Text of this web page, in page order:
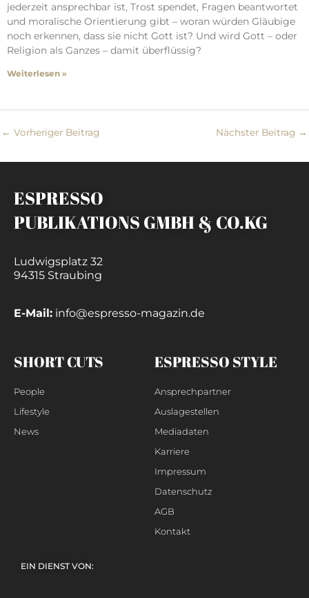
jederzeit ansprechbar ist, Trost spendet, Fragen beantwortet
und moralische Orientierung gibt – woran würden Gläubige
noch erkennen, dass sie nicht Gott ist? Und wird Gott – oder
Religion als Ganzes – damit überflüssig?
Weiterlesen »
← Vorheriger Beitrag Nächster Beitrag →
ESPRESSO
PUBLIKATIONS GMBH & CO.KG
Ludwigsplatz 32
94315 Straubing
E-Mail: info@espresso-magazin.de
SHORT CUTS
People
Lifestyle
News
ESPRESSO STYLE
Ansprechpartner
Auslagestellen
Mediadaten
Karriere
Impressum
Datenschutz
AGB
Kontakt
EIN DIENST VON: